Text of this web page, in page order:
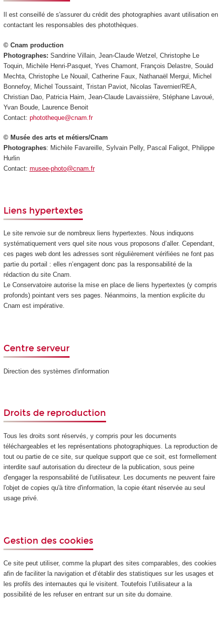
Il est conseillé de s'assurer du crédit des photographies avant utilisation en
contactant les responsables des photothèques.
© Cnam production
Photographes: Sandrine Villain, Jean-Claude Wetzel, Christophe Le
Toquin, Michèle Henri-Pasquet, Yves Chamont, François Delastre, Souäd
Mechta, Christophe Le Nouail, Catherine Faux, Nathanaël Mergui, Michel
Bonnefoy, Michel Toussaint, Tristan Paviot, Nicolas Tavernier/REA,
Christian Dao, Patricia Haim, Jean-Claude Lavaissière, Stéphane Lavoué,
Yvan Boude, Laurence Benoit
Contact: phototheque@cnam.fr
© Musée des arts et métiers/Cnam
Photographes: Michèle Favareille, Sylvain Pelly, Pascal Faligot, Philippe
Hurlin
Contact: musee-photo@cnam.fr
Liens hypertextes
Le site renvoie sur de nombreux liens hypertextes. Nous indiquons
systématiquement vers quel site nous vous proposons d’aller. Cependant,
ces pages web dont les adresses sont régulièrement vérifiées ne font pas
partie du portail : elles n’engagent donc pas la responsabilité de la
rédaction du site Cnam.
Le Conservatoire autorise la mise en place de liens hypertextes (y compris
profonds) pointant vers ses pages. Néanmoins, la mention explicite du
Cnam est impérative.
Centre serveur
Direction des systèmes d'information
Droits de reproduction
Tous les droits sont réservés, y compris pour les documents
téléchargeables et les représentations photographiques. La reproduction de
tout ou partie de ce site, sur quelque support que ce soit, est formellement
interdite sauf autorisation du directeur de la publication, sous peine
d'engager la responsabilité de l'utilisateur. Les documents ne peuvent faire
l'objet de copies qu'à titre d'information, la copie étant réservée au seul
usage privé.
Gestion des cookies
Ce site peut utiliser, comme la plupart des sites comparables, des cookies
afin de faciliter la navigation et d’établir des statistiques sur les usages et
les profils des internautes qui le visitent. Toutefois l’utilisateur a la
possibilité de les refuser en entrant sur un site du domaine.